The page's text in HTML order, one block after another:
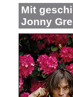
Mit
Jonny